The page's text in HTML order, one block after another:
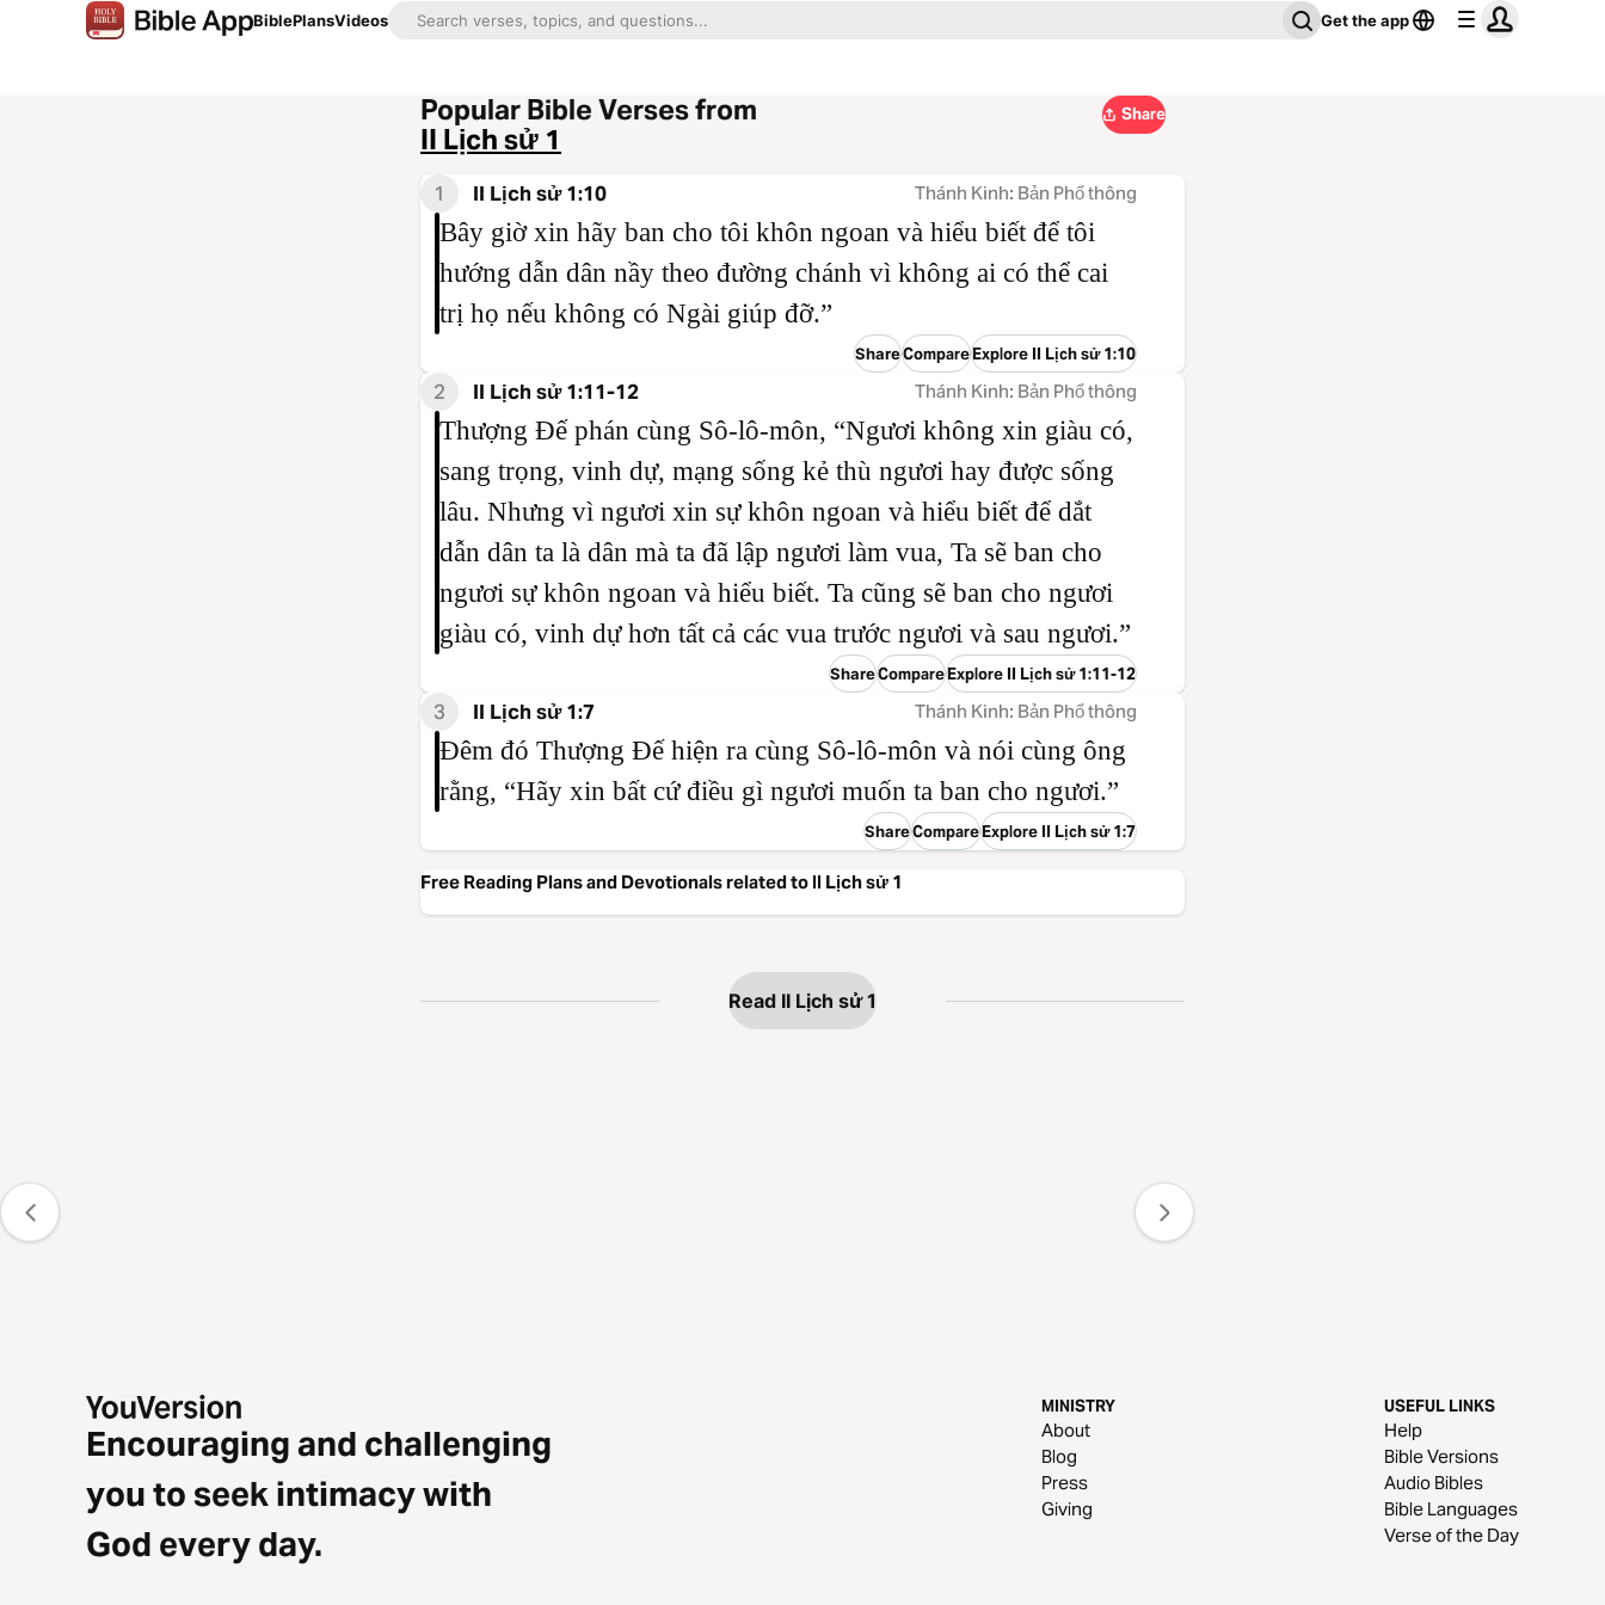
BiblePlansVideos Get the app
Popular Bible Verses from
II Lịch sử 1
Share
1 II Lịch sử 1:10 Thánh Kinh: Bản Phổ thông
Bây giờ xin hãy ban cho tôi khôn ngoan và hiểu biết để tôi
hướng dẫn dân nầy theo đường chánh vì không ai có thể cai
trị họ nếu không có Ngài giúp đỡ.”
ShareCompareExplore II Lịch sử 1:10
2 II Lịch sử 1:11-12 Thánh Kinh: Bản Phổ thông
Thượng Đế phán cùng Sô-lô-môn, “Ngươi không xin giàu có,
sang trọng, vinh dự, mạng sống kẻ thù ngươi hay được sống
lâu. Nhưng vì ngươi xin sự khôn ngoan và hiểu biết để dắt
dẫn dân ta là dân mà ta đã lập ngươi làm vua, Ta sẽ ban cho
ngươi sự khôn ngoan và hiểu biết. Ta cũng sẽ ban cho ngươi
giàu có, vinh dự hơn tất cả các vua trước ngươi và sau ngươi.”
ShareCompareExplore II Lịch sử 1:11-12
3 II Lịch sử 1:7 Thánh Kinh: Bản Phổ thông
Đêm đó Thượng Đế hiện ra cùng Sô-lô-môn và nói cùng ông
rằng, “Hãy xin bất cứ điều gì ngươi muốn ta ban cho ngươi.”
ShareCompareExplore II Lịch sử 1:7
Free Reading Plans and Devotionals related to II Lịch sử 1
Read II Lịch sử 1
Encouraging and challenging
you to seek intimacy with
God every day.
MINISTRY
About
Blog
Press
Giving
USEFUL LINKS
Help
Bible Versions
Audio Bibles
Bible Languages
Verse of the Day